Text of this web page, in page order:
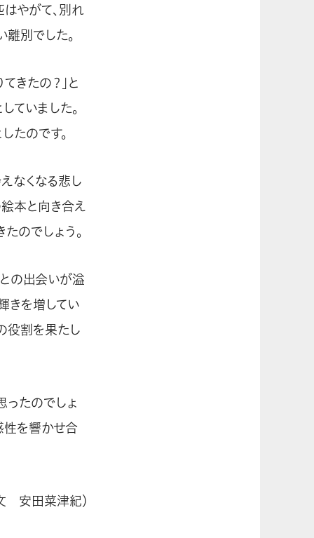
やがて、別れ
離別でした。
きたの？」と
ていました。
たのです。
なくなる悲し
絵本と向き合え
のでしょう。
の出会いが溢
きを増してい
役割を果たし
ったのでしょ
性を響かせ合
安田菜津紀）